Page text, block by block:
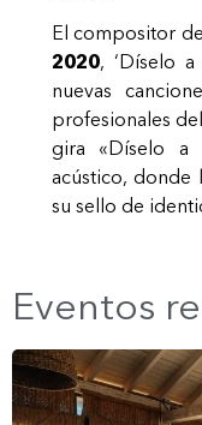
El compositor
2020, ‘Díselo
nuevas
profesionales
gira «Díselo a
acústico, donde
su sello de
Eventos